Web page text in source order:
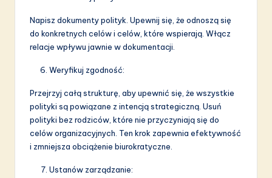
Napisz dokumenty polityk. Upewnij się, że odnoszą się
do konkretnych celów i celów, które wspierają. Włącz
relacje wpływu jawnie w dokumentacji.
Weryfikuj zgodność:
Przejrzyj całą strukturę, aby upewnić się, że wszystkie
polityki są powiązane z intencją strategiczną. Usuń
polityki bez rodziców, które nie przyczyniają się do
celów organizacyjnych. Ten krok zapewnia efektywność
i zmniejsza obciążenie biurokratyczne.
Ustanów zarządzanie: